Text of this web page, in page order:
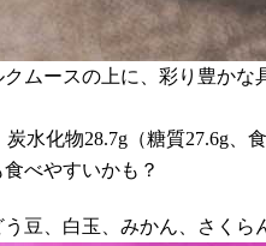
ムースの上に、彩り豊かな
水化物28.7g（糖質27.6g
べやすいかも？
豆、白玉、みかん、さく